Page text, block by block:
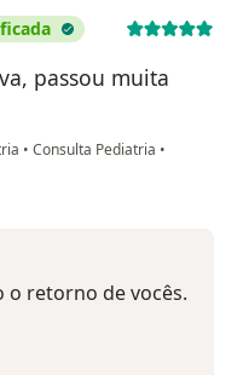
passou muita
• Consulta Pediatria •
o retorno de vocês.